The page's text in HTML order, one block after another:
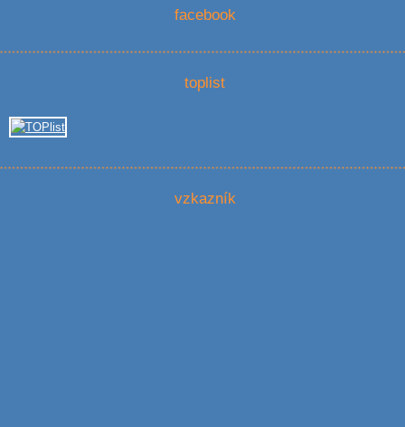
facebook
toplist
vzkazník